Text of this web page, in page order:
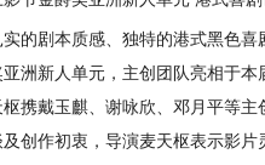
的剧本质感、独特的港式黑色
洲新人单元，主创团队亮相于
携戴玉麒、谢咏欣、邓月平等
及创作初衷，导演麦天枢表示影